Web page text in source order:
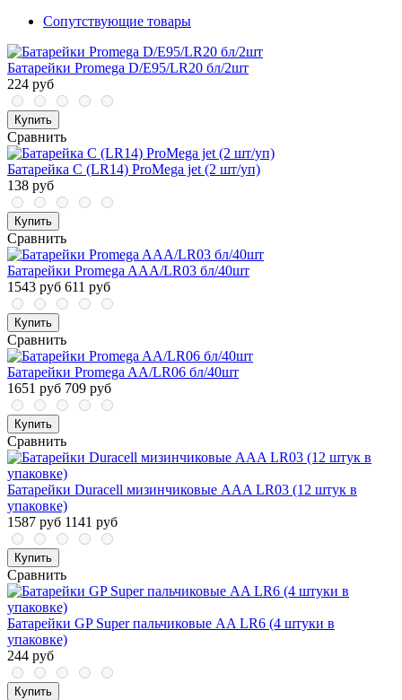
Сопутствующие товары
Батарейки Promega D/E95/LR20 бл/2шт
224 руб
Купить
Сравнить
Батарейка C (LR14) ProMega jet (2 шт/уп)
138 руб
Купить
Сравнить
Батарейки Promega AAA/LR03 бл/40шт
1543 руб 611 руб
Купить
Сравнить
Батарейки Promega AA/LR06 бл/40шт
1651 руб 709 руб
Купить
Сравнить
Батарейки Duracell мизинчиковые ААA LR03 (12 штук в
упаковке)
1587 руб 1141 руб
Купить
Сравнить
Батарейки GP Super пальчиковые AA LR6 (4 штуки в
упаковке)
244 руб
Купить